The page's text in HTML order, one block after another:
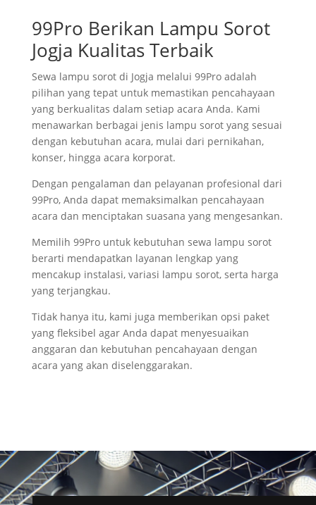
99Pro Berikan Lampu Sorot
Jogja Kualitas Terbaik
Sewa lampu sorot di Jogja melalui 99Pro adalah
pilihan yang tepat untuk memastikan pencahayaan
yang berkualitas dalam setiap acara Anda. Kami
menawarkan berbagai jenis lampu sorot yang sesuai
dengan kebutuhan acara, mulai dari pernikahan,
konser, hingga acara korporat.
Dengan pengalaman dan pelayanan profesional dari
99Pro, Anda dapat memaksimalkan pencahayaan
acara dan menciptakan suasana yang mengesankan.
Memilih 99Pro untuk kebutuhan sewa lampu sorot
berarti mendapatkan layanan lengkap yang
mencakup instalasi, variasi lampu sorot, serta harga
yang terjangkau.
Tidak hanya itu, kami juga memberikan opsi paket
yang fleksibel agar Anda dapat menyesuaikan
anggaran dan kebutuhan pencahayaan dengan
acara yang akan diselenggarakan.